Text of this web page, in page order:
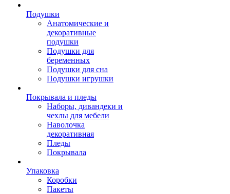
Подушки
Анатомические и
декоративные
подушки
Подушки для
беременных
Подушки для сна
Подушки игрушки
Покрывала и пледы
Наборы, дивандеки и
чехлы для мебели
Наволочка
декоративная
Пледы
Покрывала
Упаковка
Коробки
Пакеты